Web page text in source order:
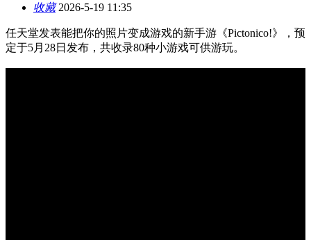
收藏2026-5-19 11:35
任天堂发表能把你的照片变成游戏的新手游《Pictonico!》，预
定于5月28日发布，共收录80种小游戏可供游玩。